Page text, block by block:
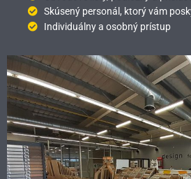
Skúsený personál, ktorý vám
Individuálny a osobný prístup